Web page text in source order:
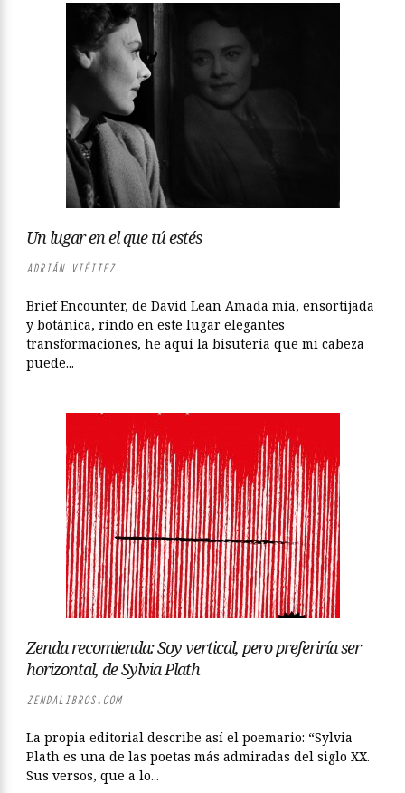
Un lugar en el que tú estés
ADRIÁN VIÉITEZ
Brief Encounter, de David Lean Amada mía, ensortijada
y botánica, rindo en este lugar elegantes
transformaciones, he aquí la bisutería que mi cabeza
puede...
Zenda recomienda: Soy vertical, pero preferiría ser
horizontal, de Sylvia Plath
ZENDALIBROS.COM
La propia editorial describe así el poemario: “Sylvia
Plath es una de las poetas más admiradas del siglo XX.
Sus versos, que a lo...